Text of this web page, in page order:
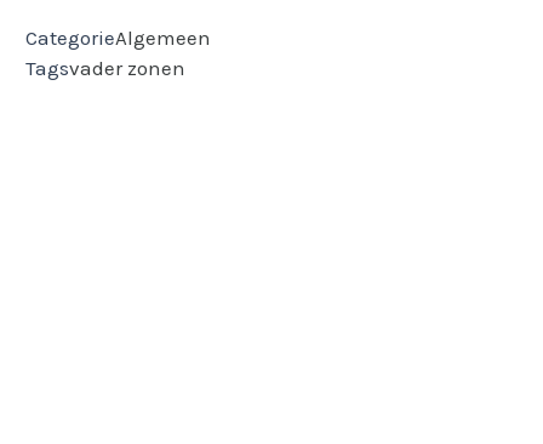
CategorieAlgemeen
Tagsvader zonen